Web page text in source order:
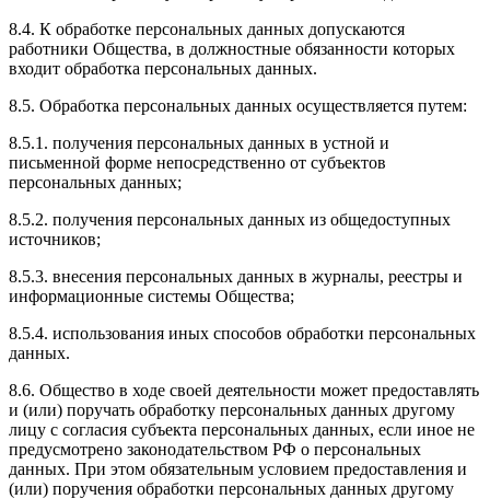
8.4. К обработке персональных данных допускаются
работники Общества, в должностные обязанности которых
входит обработка персональных данных.
8.5. Обработка персональных данных осуществляется путем:
8.5.1. получения персональных данных в устной и
письменной форме непосредственно от субъектов
персональных данных;
8.5.2. получения персональных данных из общедоступных
источников;
8.5.3. внесения персональных данных в журналы, реестры и
информационные системы Общества;
8.5.4. использования иных способов обработки персональных
данных.
8.6. Общество в ходе своей деятельности может предоставлять
и (или) поручать обработку персональных данных другому
лицу с согласия субъекта персональных данных, если иное не
предусмотрено законодательством РФ о персональных
данных. При этом обязательным условием предоставления и
(или) поручения обработки персональных данных другому